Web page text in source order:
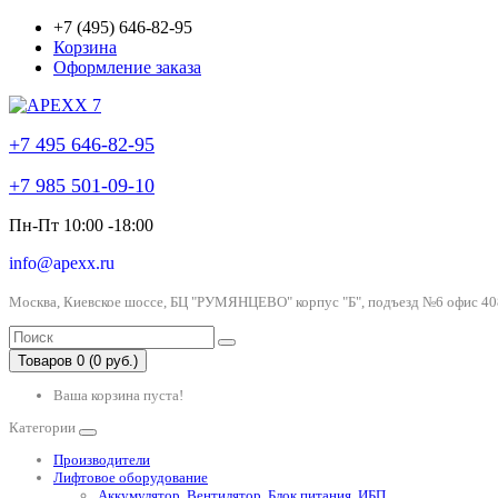
+7 (495) 646-82-95
Корзина
Оформление заказа
+7 495 646-82-95
+7 985 501-09-10
Пн-Пт 10:00 -18:00
info@apexx.ru
Москва, Киевское шоссе, БЦ "РУМЯНЦЕВО" корпус "Б", подъезд №6 офис
Товаров 0 (0 руб.)
Ваша корзина пуста!
Категории
Производители
Лифтовое оборудование